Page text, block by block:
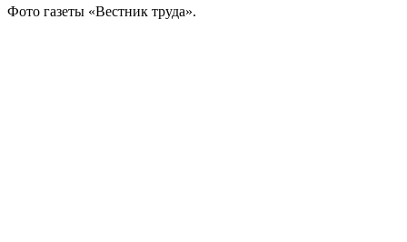
Фото газеты «Вестник труда».